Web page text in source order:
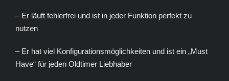
– Er läuft fehlerfrei und ist in jeder Funktion perfekt zu
nutzen
– Er hat viel Konfigurationsmöglichkeiten und ist ein „Must
Have“ für jeden Oldtimer Liebhaber